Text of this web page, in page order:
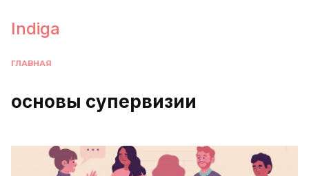
содержанию
Indiga
ГЛАВНАЯ
основы супервизии